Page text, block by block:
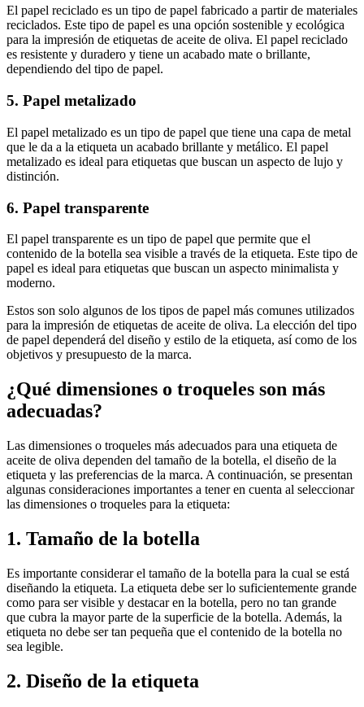
El papel reciclado es un tipo de papel fabricado a partir de materiales
reciclados. Este tipo de papel es una opción sostenible y ecológica
para la impresión de etiquetas de aceite de oliva. El papel reciclado
es resistente y duradero y tiene un acabado mate o brillante,
dependiendo del tipo de papel.
5. Papel metalizado
El papel metalizado es un tipo de papel que tiene una capa de metal
que le da a la etiqueta un acabado brillante y metálico. El papel
metalizado es ideal para etiquetas que buscan un aspecto de lujo y
distinción.
6. Papel transparente
El papel transparente es un tipo de papel que permite que el
contenido de la botella sea visible a través de la etiqueta. Este tipo de
papel es ideal para etiquetas que buscan un aspecto minimalista y
moderno.
Estos son solo algunos de los tipos de papel más comunes utilizados
para la impresión de etiquetas de aceite de oliva. La elección del tipo
de papel dependerá del diseño y estilo de la etiqueta, así como de los
objetivos y presupuesto de la marca.
¿Qué dimensiones o troqueles son más
adecuadas?
Las dimensiones o troqueles más adecuados para una etiqueta de
aceite de oliva dependen del tamaño de la botella, el diseño de la
etiqueta y las preferencias de la marca. A continuación, se presentan
algunas consideraciones importantes a tener en cuenta al seleccionar
las dimensiones o troqueles para la etiqueta:
1. Tamaño de la botella
Es importante considerar el tamaño de la botella para la cual se está
diseñando la etiqueta. La etiqueta debe ser lo suficientemente grande
como para ser visible y destacar en la botella, pero no tan grande
que cubra la mayor parte de la superficie de la botella. Además, la
etiqueta no debe ser tan pequeña que el contenido de la botella no
sea legible.
2. Diseño de la etiqueta